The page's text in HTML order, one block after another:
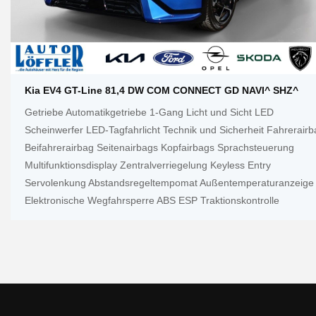
Kia EV4 GT-Line 81,4 DW COM CONNECT GD NAVI^ SHZ^
Getriebe Automatikgetriebe 1-Gang Licht und Sicht LED
Scheinwerfer LED-Tagfahrlicht Technik und Sicherheit
Beifahrerairbag Seitenairbags Kopfairbags Sprachsteuerung
Multifunktionsdisplay Zentralverriegelung Keyless Entry
Servolenkung Abstandsregeltempomat Außentemperaturanzeige
Elektronische Wegfahrsperre ABS ESP Traktionskontrolle